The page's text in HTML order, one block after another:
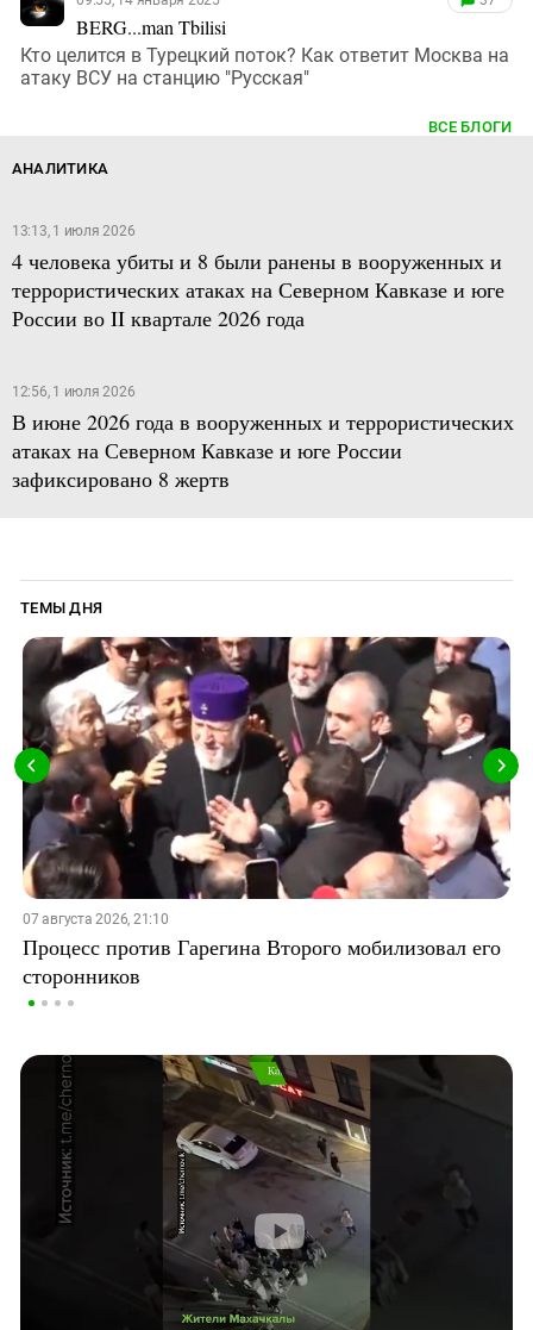
BERG...man Tbilisi
Кто целится в Турецкий поток? Как ответит Москва на
атаку ВСУ на станцию "Русская"
ВСЕ БЛОГИ
АНАЛИТИКА
13:13, 1 июля 2026
4 человека убиты и 8 были ранены в вооруженных и
террористических атаках на Северном Кавказе и юге
России во II квартале 2026 года
12:56, 1 июля 2026
В июне 2026 года в вооруженных и террористических
атаках на Северном Кавказе и юге России
зафиксировано 8 жертв
ТЕМЫ ДНЯ
07 августа 2026, 21:10
Процесс против Гарегина Второго мобилизовал его
сторонников